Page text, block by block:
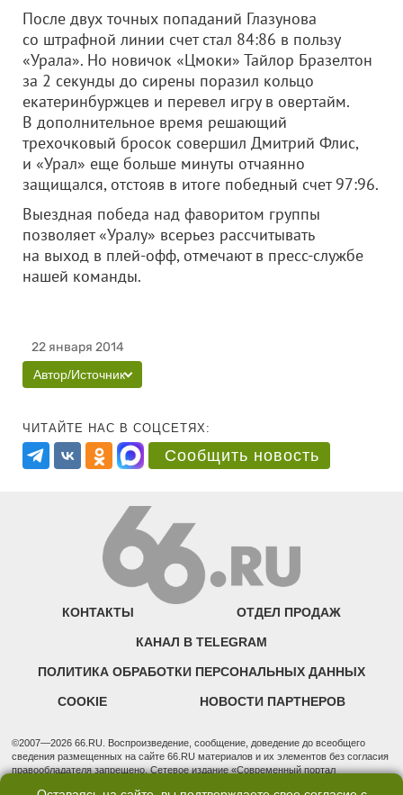
После двух точных попаданий Глазунова
со штрафной линии счет стал 84:86 в пользу
«Урала». Но новичок «Цмоки» Тайлор Бразелтон
за 2 секунды до сирены поразил кольцо
екатеринбуржцев и перевел игру в овертайм.
В дополнительное время решающий
трехочковый бросок совершил Дмитрий Флис,
и «Урал» еще больше минуты отчаянно
защищался, отстояв в итоге победный счет 97:96.
Выездная победа над фаворитом группы
позволяет «Уралу» всерьез рассчитывать
на выход в плей-офф, отмечают в пресс-службе
нашей команды.
22 января 2014
Автор/Источник
ЧИТАЙТЕ НАС В СОЦСЕТЯХ:
Сообщить новость
КОНТАКТЫ ОТДЕЛ ПРОДАЖ
КАНАЛ В TELEGRAM
ПОЛИТИКА ОБРАБОТКИ ПЕРСОНАЛЬНЫХ ДАННЫХ
COOKIE НОВОСТИ ПАРТНЕРОВ
©2007—2026 66.RU. Воспроизведение, сообщение, доведение до всеобщего
сведения размещенных на сайте 66.RU материалов и их элементов без согласия
правообладателя запрещено. Сетевое издание «Современный портал